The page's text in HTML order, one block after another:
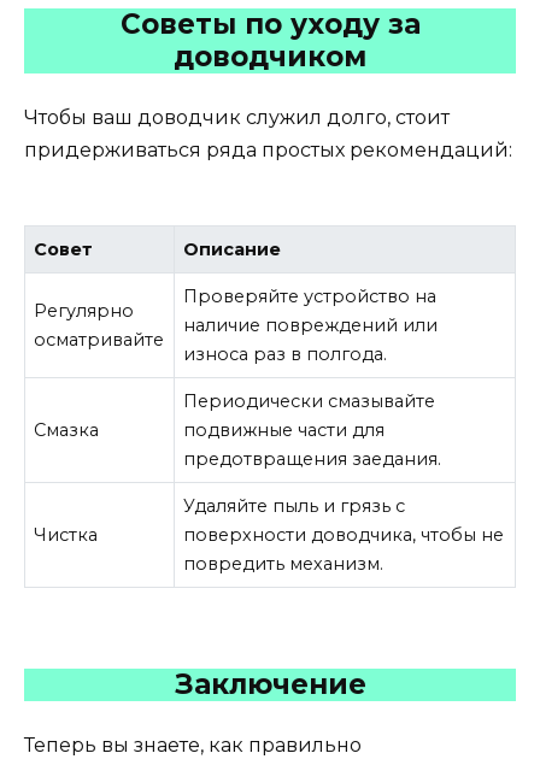
Советы по уходу за
доводчиком
Чтобы ваш доводчик служил долго, стоит
придерживаться ряда простых рекомендаций:
Совет Описание
Регулярно
осматривайте
Проверяйте устройство на
наличие повреждений или
износа раз в полгода.
Смазка
Периодически смазывайте
подвижные части для
предотвращения заедания.
Чистка
Удаляйте пыль и грязь с
поверхности доводчика, чтобы не
повредить механизм.
Заключение
Теперь вы знаете, как правильно